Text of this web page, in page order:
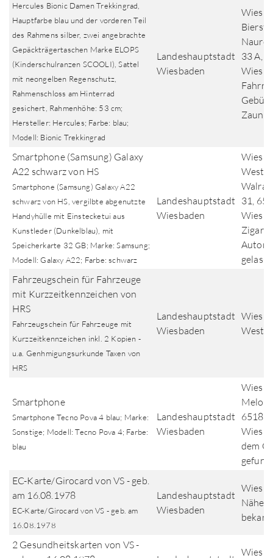
Hercules Bionic Damen Trekkingrad,
Hauptfarbe blau und der vorderen Teil
des Rahmens silber, zwei angebrachte
Gepäckträgertaschen Marke ELOPS
(Kinderschulranzen SCOOLI), Sattel
mit neongelben Regenschutz,
Rahmenschloss am Hinterrad
gesichert, Rahmenhöhe: 53 cm;
Hersteller: Hercules; Farbe: blau;
Modell: Bionic Trekkingrad
Landeshauptstadt
Wiesbaden
33 A,
Zaun
Smartphone (Samsung) Galaxy
A22 schwarz von HS
Smartphone (Samsung) Galaxy A22
schwarz von HS, vergilbte abgenutzte
Handyhülle mit Einstecketui aus
Kunstleder (Dunkelblau), mit
Speicherkarte 32 GB; Marke: Samsung;
Modell: Galaxy A22; Farbe: schwarz
Landeshauptstadt
Wiesbaden
31,
Fahrzeugschein für Fahrzeuge
mit Kurzzeitkennzeichen von
HRS
Fahrzeugschein für Fahrzeuge mit
Kurzzeitkennzeichen inkl. 2 Kopien -
u.a. Genhmigungsurkunde Taxen von
HRS
Landeshauptstadt
Wiesbaden
Smartphone
Smartphone Tecno Pova 4 blau; Marke:
Sonstige; Modell: Tecno Pova 4; Farbe:
blau
Landeshauptstadt
Wiesbaden
65187
dem
EC-Karte/Girocard von VS - geb.
am 16.08.1978
EC-Karte/Girocard von VS - geb. am
16.08.1978
Landeshauptstadt
Wiesbaden
2 Gesundheitskarten von VS -